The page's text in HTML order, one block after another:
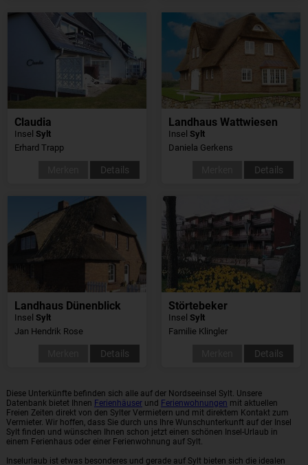
Claudia
Insel Sylt
Erhard Trapp
Details
Landhaus Wattwiesen
Insel Sylt
Daniela Gerkens
Details
Landhaus Dünenblick
Insel Sylt
Jan Hendrik Rose
Details
Störtebeker
Insel Sylt
Familie Klingler
Details
Diese Unterkünfte befinden sich alle auf der Nordseeinsel Sylt. Unsere
Datenbank bietet Ihnen Ferienhäuserund Ferienwohnungen mit aktuellen
Freien Zeiten direkt von den Sylter Vermietern und mit direktem Kontakt zum
Vermieter. Wir hoffen, dass Sie durch uns Ihre Wunschunterkunft auf der Insel
Sylt finden und wünschen Ihnen schon jetzt einen schönen Insel-Urlaub in
einem Ferienhaus oder einer Ferienwohnung auf Sylt.
Inselurlaub ist etwas besonderes und gerade auf Sylt bieten sich die idealen